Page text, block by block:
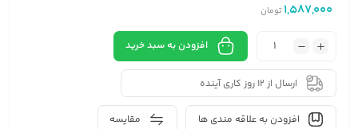
1,587,000 تومان
افزودن به سبد خرید
ارسال از 12 روز کاری آینده
مقایسه افزودن به علاقه مندی ها